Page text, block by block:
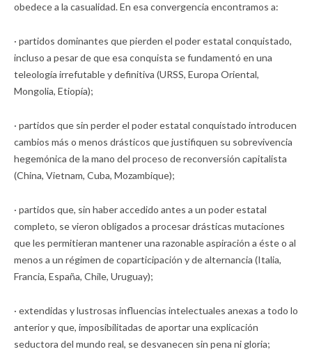
obedece a la casualidad. En esa convergencia encontramos a:
· partidos dominantes que pierden el poder estatal conquistado,
incluso a pesar de que esa conquista se fundamentó en una
teleología irrefutable y definitiva (URSS, Europa Oriental,
Mongolia, Etiopía);
· partidos que sin perder el poder estatal conquistado introducen
cambios más o menos drásticos que justifiquen su sobrevivencia
hegemónica de la mano del proceso de reconversión capitalista
(China, Vietnam, Cuba, Mozambique);
· partidos que, sin haber accedido antes a un poder estatal
completo, se vieron obligados a procesar drásticas mutaciones
que les permitieran mantener una razonable aspiración a éste o al
menos a un régimen de coparticipación y de alternancia (Italia,
Francia, España, Chile, Uruguay);
· extendidas y lustrosas influencias intelectuales anexas a todo lo
anterior y que, imposibilitadas de aportar una explicación
seductora del mundo real, se desvanecen sin pena ni gloria;